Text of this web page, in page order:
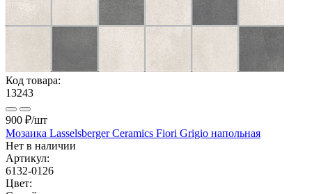
Код товара:
13243
900 ₽/шт
Мозаика Lasselsberger Ceramics Fiori Grigio напольная
Нет в наличии
Артикул:
6132-0126
Цвет: